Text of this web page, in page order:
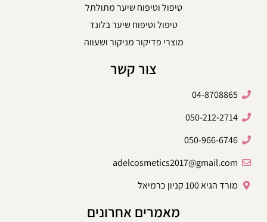
טיפול וטיפוח שיער מתולתל
טיפול וטיפוח שיער בלונד
מוצרי פדיקור מניקור ושעווה
צור קשר
04-8708865
050-212-2714
050-966-6746
adelcosmetics2017@gmail.com
מורד הגיא 100 קניון כרמיאל
מאמרים אחרונים